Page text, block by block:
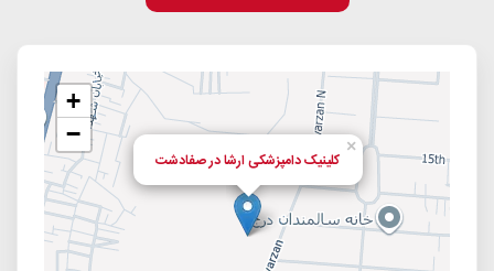
کلینیک دامپزشکی ارشا در صفادشت
×
+
−